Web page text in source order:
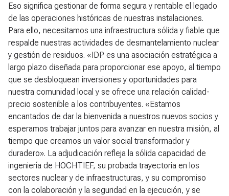
Eso significa gestionar de forma segura y rentable el legado
de las operaciones históricas de nuestras instalaciones.
Para ello, necesitamos una infraestructura sólida y fiable que
respalde nuestras actividades de desmantelamiento nuclear
y gestión de residuos. «IDP es una asociación estratégica a
largo plazo diseñada para proporcionar ese apoyo, al tiempo
que se desbloquean inversiones y oportunidades para
nuestra comunidad local y se ofrece una relación calidad-
precio sostenible a los contribuyentes. «Estamos
encantados de dar la bienvenida a nuestros nuevos socios y
esperamos trabajar juntos para avanzar en nuestra misión, al
tiempo que creamos un valor social transformador y
duradero». La adjudicación refleja la sólida capacidad de
ingeniería de HOCHTIEF, su probada trayectoria en los
sectores nuclear y de infraestructuras, y su compromiso
con la colaboración y la seguridad en la ejecución, y se